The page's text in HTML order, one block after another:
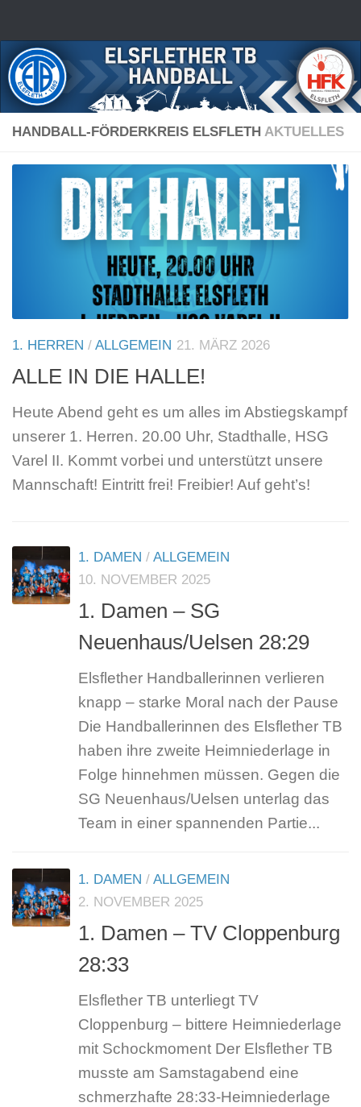
HANDBALL-FÖRDERKREIS ELSFLETH AKTUELLES
1. HERREN / ALLGEMEIN 21. MÄRZ 2026
ALLE IN DIE HALLE!
Heute Abend geht es um alles im Abstiegskampf
unserer 1. Herren. 20.00 Uhr, Stadthalle, HSG
Varel II. Kommt vorbei und unterstützt unsere
Mannschaft! Eintritt frei! Freibier! Auf geht’s!
1. DAMEN / ALLGEMEIN
10. NOVEMBER 2025
1. Damen – SG
Neuenhaus/Uelsen 28:29
Elsflether Handballerinnen verlieren
knapp – starke Moral nach der Pause
Die Handballerinnen des Elsflether TB
haben ihre zweite Heimniederlage in
Folge hinnehmen müssen. Gegen die
SG Neuenhaus/Uelsen unterlag das
Team in einer spannenden Partie...
1. DAMEN / ALLGEMEIN
2. NOVEMBER 2025
1. Damen – TV Cloppenburg
28:33
Elsflether TB unterliegt TV
Cloppenburg – bittere Heimniederlage
mit Schockmoment Der Elsflether TB
musste am Samstagabend eine
schmerzhafte 28:33-Heimniederlage